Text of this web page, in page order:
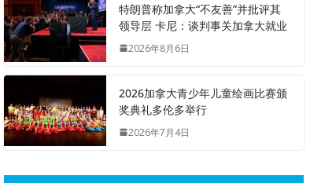
特朗普称加拿大“不友善”并批评其
领导层 卡尼：谈判事关加拿大就业
2026年8月6日
2026加拿大青少年儿童绘画比赛颁
奖典礼多伦多举行
2026年7月4日